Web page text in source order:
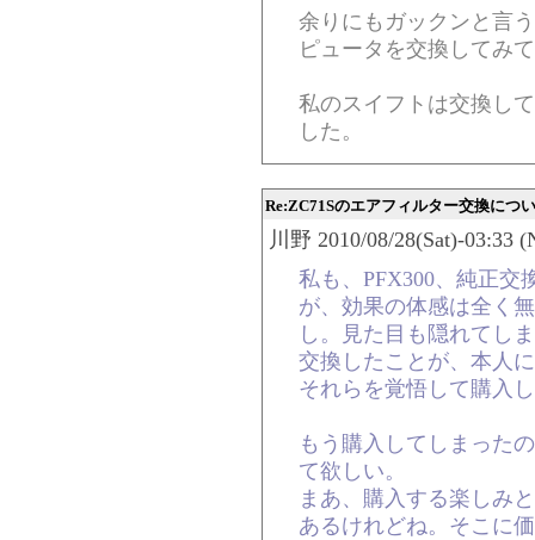
余りにもガックンと言
ピュータを交換してみ
私のスイフトは交換し
した。
Re:ZC71Sのエアフィルター交換につ
川野 2010/08/28(Sat)-03:33
私も、PFX300、純正交
が、効果の体感は全く
し。見た目も隠れてし
交換したことが、本人
それらを覚悟して購入
もう購入してしまった
て欲しい。
まあ、購入する楽しみ
あるけれどね。そこに